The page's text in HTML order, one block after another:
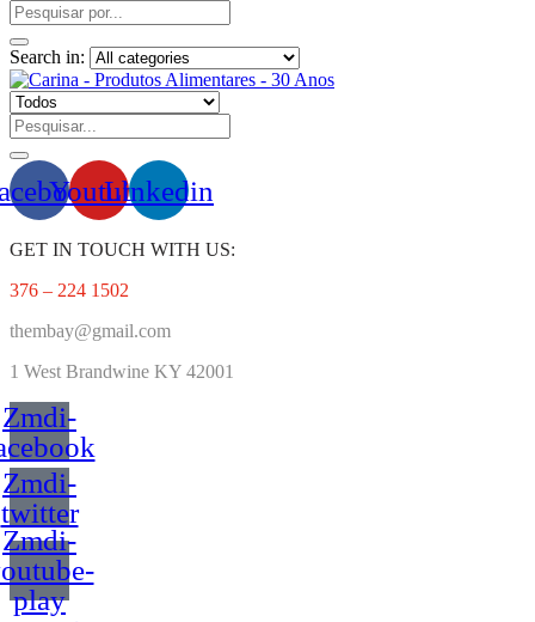
Search in:
YoutubeLinkedin
GET IN TOUCH WITH US:
376 – 224 1502
thembay@gmail.com
1 West Brandwine KY 42001
Zmdi-
Zmdi-
twitter
Zmdi-
play